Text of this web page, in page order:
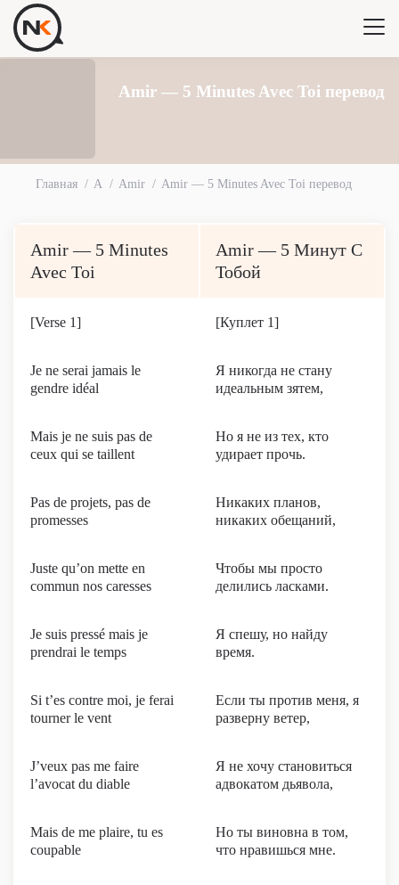
Amir — 5 Minutes Avec Toi перевод
Главная A Amir Amir — 5 Minutes Avec Toi перевод
Amir — 5 Minutes
Avec Toi
Amir — 5 Минут С
Тобой
[Verse 1] [Куплет 1]
Je ne serai jamais le
gendre idéal
Я никогда не стану
идеальным зятем,
Mais je ne suis pas de
ceux qui se taillent
Но я не из тех, кто
удирает прочь.
Pas de projets, pas de
promesses
Никаких планов,
никаких обещаний,
Juste qu’on mette en
commun nos caresses
Чтобы мы просто
делились ласками.
Je suis pressé mais je
prendrai le temps
Я спешу, но найду
время.
Si t’es contre moi, je ferai
tourner le vent
Если ты против меня, я
разверну ветер,
J’veux pas me faire
l’avocat du diable
Я не хочу становиться
адвокатом дьявола,
Mais de me plaire, tu es
coupable
Но ты виновна в том,
что нравишься мне.